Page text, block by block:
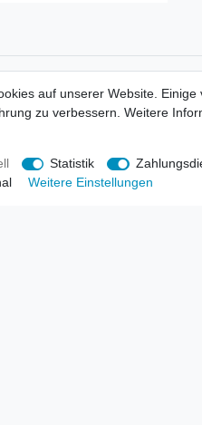
/ New Accounts
& Umweltbestimmungen
auf unserer Website.
zu verbessern. Weitere
Statistik
Weitere Einstellungen